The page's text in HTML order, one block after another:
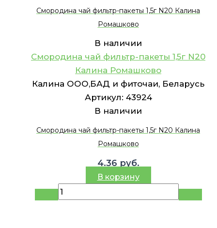
Смородина чай фильтр-пакеты 1,5г N20 Калина
Ромашково
В наличии
Смородина чай фильтр-пакеты 1,5г N20
Калина Ромашково
Калина ООО,БАД и фиточаи, Беларусь
Артикул: 43924
В наличии
Смородина чай фильтр-пакеты 1,5г N20 Калина
Ромашково
4.36 руб.
В корзину